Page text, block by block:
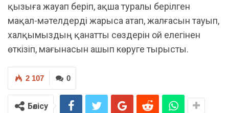
қызыға жауап беріп, ақша туралы берілген
мақал-мәтелдерді жарыса атап, жалғасын тауып,
халқымыздың қанатты сөздерін ой елегінен
өткізіп, мағынасын ашып көруге тырысты.
0
2 107
Бөлісу